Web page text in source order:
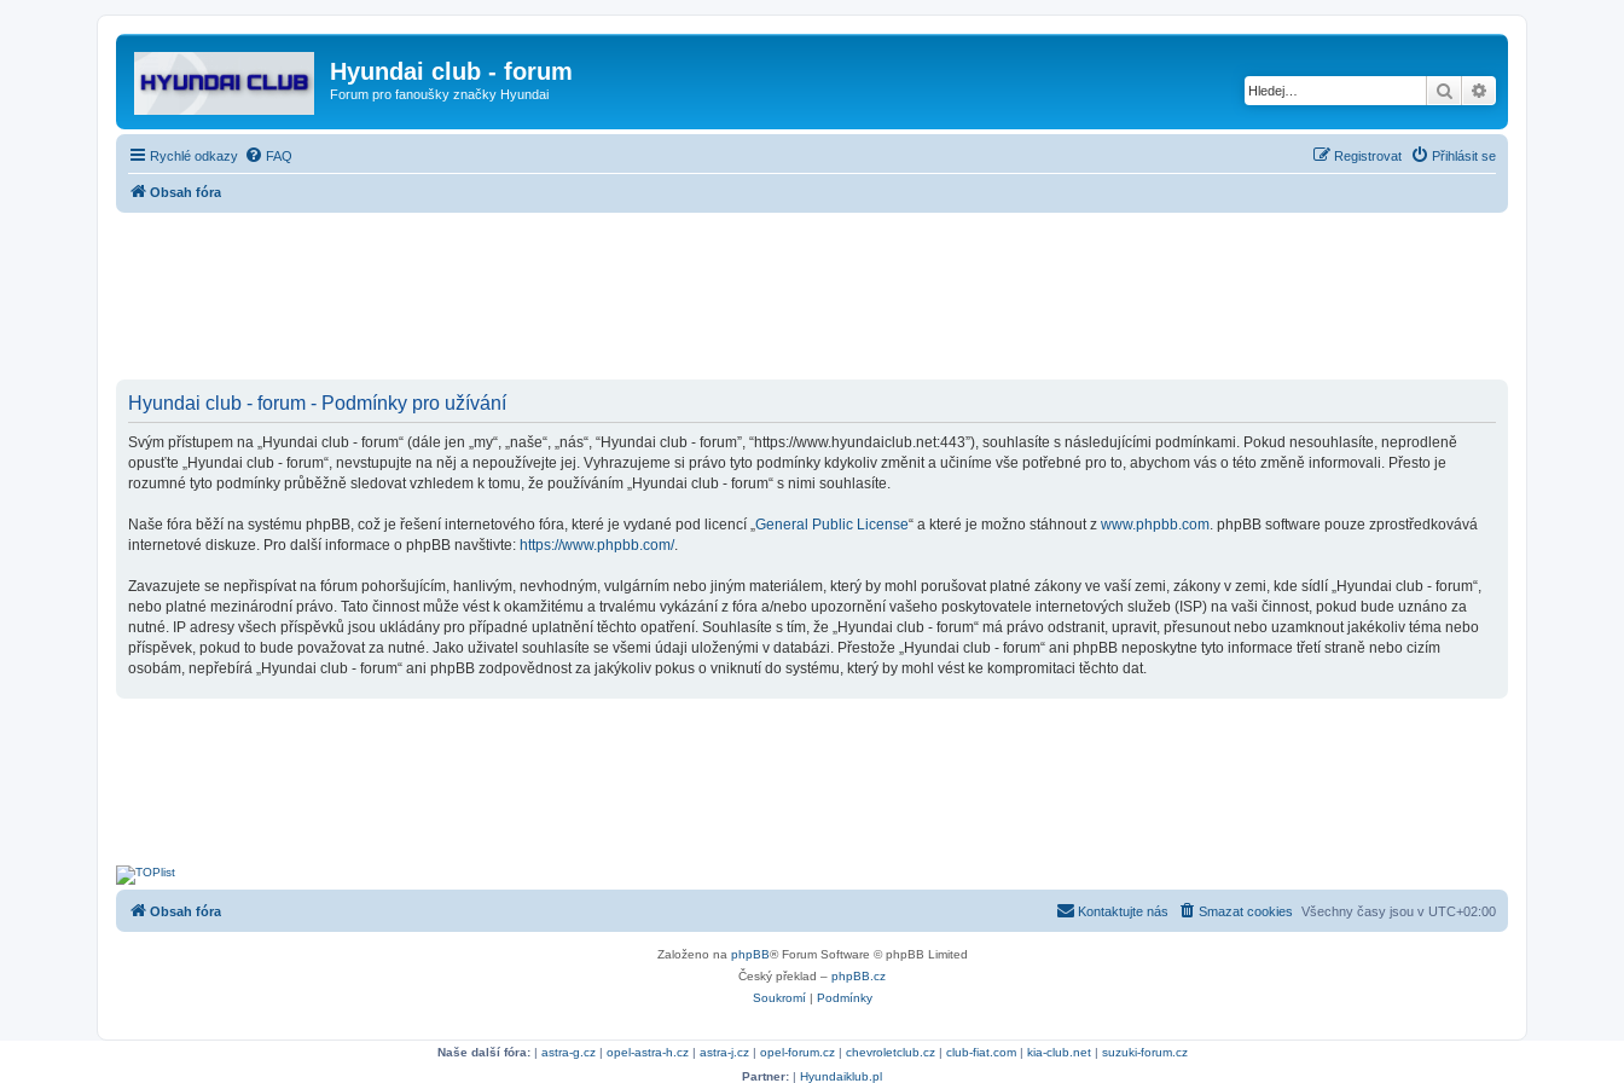
Hyundai club - forum
Forum pro fanoušky značky Hyundai Hledat
Rychlé odkazy FAQ Přihlásit se
Registrovat
Obsah fóra
Hyundai club - forum - Podmínky pro užívání
Svým přístupem na „Hyundai club - forum“ (dále jen „my“, „naše“, „nás“, “Hyundai club - forum”, “https://www.hyundaiclub.net:443”), souhlasíte s následujícími podmínkami. Pokud nesouhlasíte, neprodleně
opusťte „Hyundai club - forum“, nevstupujte na něj a nepoužívejte jej. Vyhrazujeme si právo tyto podmínky kdykoliv změnit a učiníme vše potřebné pro to, abychom vás o této změně informovali. Přesto je
rozumné tyto podmínky průběžně sledovat vzhledem k tomu, že používáním „Hyundai club - forum“ s nimi souhlasíte.
Naše fóra běží na systému phpBB, což je řešení internetového fóra, které je vydané pod licencí „ General Public License“ a které je možno stáhnout z www.phpbb.com . phpBB software pouze zprostředkovává
internetové diskuze. Pro další informace o phpBB navštivte: https://www.phpbb.com/.
Zavazujete se nepřispívat na fórum pohoršujícím, hanlivým, nevhodným, vulgárním nebo jiným materiálem, který by mohl porušovat platné zákony ve vaší zemi, zákony v zemi, kde sídlí „Hyundai club - forum“,
nebo platné mezinárodní právo. Tato činnost může vést k okamžitému a trvalému vykázání z fóra a/nebo upozornění vašeho poskytovatele internetových služeb (ISP) na vaši činnost, pokud bude uznáno za
nutné. IP adresy všech příspěvků jsou ukládány pro případné uplatnění těchto opatření. Souhlasíte s tím, že „Hyundai club - forum“ má právo odstranit, upravit, přesunout nebo uzamknout jakékoliv téma nebo
příspěvek, pokud to bude považovat za nutné. Jako uživatel souhlasíte se všemi údaji uloženými v databázi. Přestože „Hyundai club - forum“ ani phpBB neposkytne tyto informace třetí straně nebo cizím
osobám, nepřebírá „Hyundai club - forum“ ani phpBB zodpovědnost za jakýkoliv pokus o vniknutí do systému, který by mohl vést ke kompromitaci těchto dat.
Obsah fóra Všechny časy jsou v UTC+02:00
Smazat cookies
Kontaktujte nás
Založeno na phpBB® Forum Software © phpBB Limited
Český překlad – phpBB.cz
Soukromí| Podmínky
Naše další fóra:| astra-g.cz| opel-astra-h.cz| astra-j.cz| opel-forum.cz| chevroletclub.cz| club-fiat.com| kia-club.net| suzuki-forum.cz
Partner: | Hyundaiklub.pl